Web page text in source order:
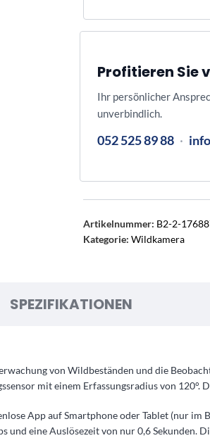
Profitieren Sie
Ihr persönlicher
unverbindlich.
052 525 89 88 ·
Artikelnummer: B2-2-
Kategorie: Wildkamera
SPEZIFIKATIONEN
von Wildbeständen und die
mit einem Erfassungsradius von
App auf Smartphone oder Tablet (nur im
eine Auslösezeit von nur 0,6